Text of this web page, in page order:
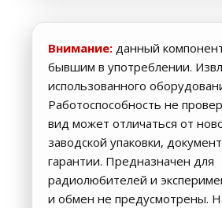
Внимание: данный
бывшим в употреблении.
использованного
Работоспособность не
вид может отличаться от
заводской упаковки,
гарантии. Предназначен для
радиолюбителей и
и обмен не предусмотрены.